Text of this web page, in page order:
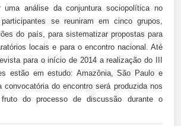
uma análise da conjuntura sociopolítica no
se reuniram em cinco grupos,
do país, para sistematizar propostas para
locais e para o encontro nacional. Até
para o início de 2014 a realização do III
estão em estudo: Amazônia, São Paulo e
convocatória do encontro será produzida nos
do processo de discussão durante o